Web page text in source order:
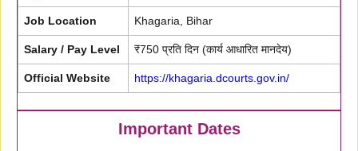
Job Location Khagaria, Bihar
Salary / Pay Level ₹750 प्रति दिन (कार्य आधारित मानदेय)
Official Website https://khagaria.dcourts.gov.in/
Important Dates